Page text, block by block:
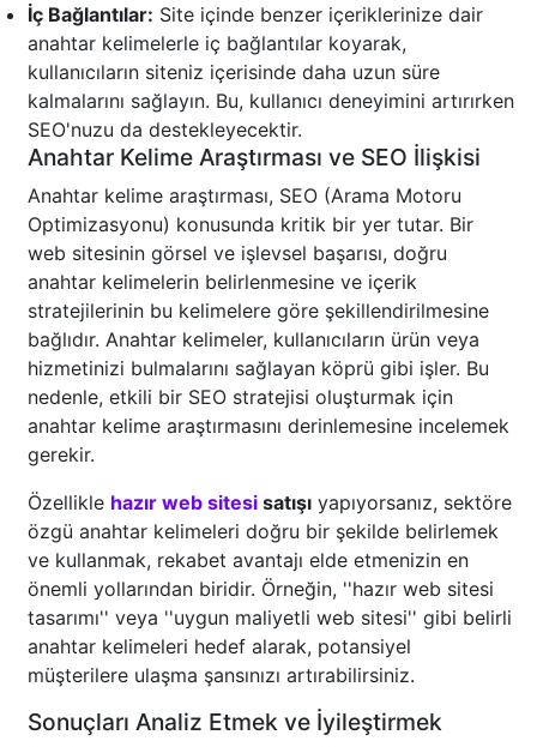
İç Bağlantılar: Site içinde benzer içeriklerinize dair
anahtar kelimelerle iç bağlantılar koyarak,
kullanıcıların siteniz içerisinde daha uzun süre
kalmalarını sağlayın. Bu, kullanıcı deneyimini artırırken
SEO'nuzu da destekleyecektir.
Anahtar Kelime Araştırması ve SEO İlişkisi
Anahtar kelime araştırması, SEO (Arama Motoru
Optimizasyonu) konusunda kritik bir yer tutar. Bir
web sitesinin görsel ve işlevsel başarısı, doğru
anahtar kelimelerin belirlenmesine ve içerik
stratejilerinin bu kelimelere göre şekillendirilmesine
bağlıdır. Anahtar kelimeler, kullanıcıların ürün veya
hizmetinizi bulmalarını sağlayan köprü gibi işler. Bu
nedenle, etkili bir SEO stratejisi oluşturmak için
anahtar kelime araştırmasını derinlemesine incelemek
gerekir.
Özellikle hazır web sitesi satışı yapıyorsanız, sektöre
özgü anahtar kelimeleri doğru bir şekilde belirlemek
ve kullanmak, rekabet avantajı elde etmenizin en
önemli yollarından biridir. Örneğin, ''hazır web sitesi
tasarımı'' veya ''uygun maliyetli web sitesi'' gibi belirli
anahtar kelimeleri hedef alarak, potansiyel
müşterilere ulaşma şansınızı artırabilirsiniz.
Sonuçları Analiz Etmek ve İyileştirmek